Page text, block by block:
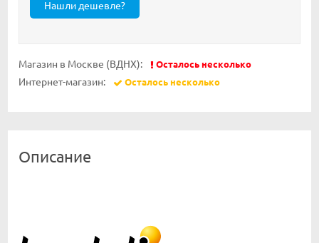
Магазин в Москве (ВДНХ): Осталось несколько
Интернет-магазин: Осталось несколько
Описание